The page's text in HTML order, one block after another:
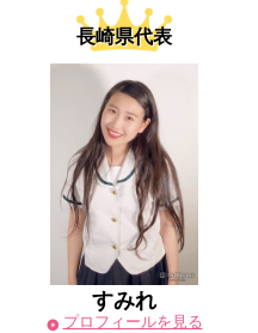
長崎県代表
すみれ
プロフィールを見る